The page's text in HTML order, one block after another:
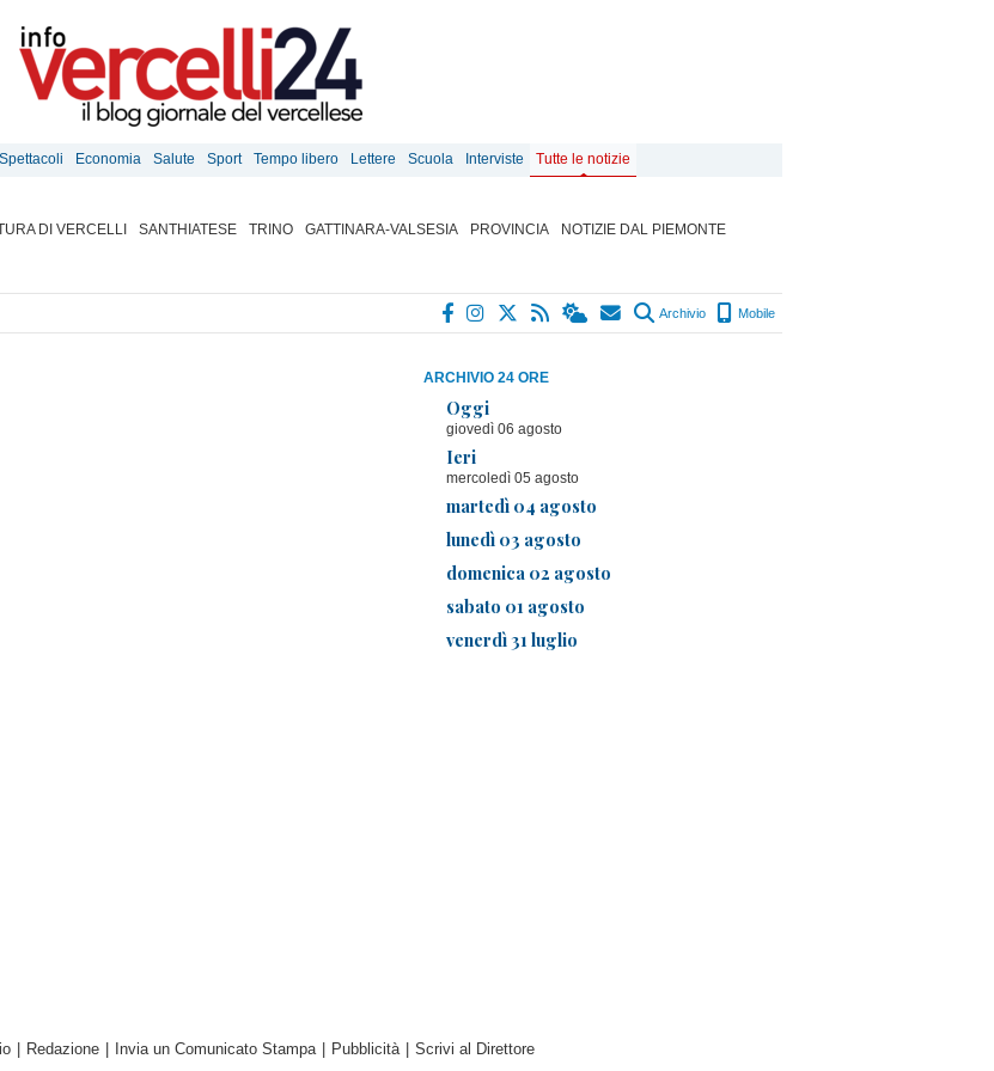
Spettacoli Economia Salute Sport Tempo libero Lettere Scuola Interviste
Tutte le notizie
DI VERCELLI SANTHIATESE TRINO GATTINARA-VALSESIA PROVINCIA
NOTIZIE DAL PIEMONTE
Archivio Mobile
ARCHIVIO 24 ORE
Oggi
giovedì 06 agosto
Ieri
mercoledì 05 agosto
martedì 04 agosto
lunedì 03 agosto
domenica 02 agosto
sabato 01 agosto
venerdì 31 luglio
Redazione Invia un Comunicato Stampa Pubblicità Scrivi al Direttore